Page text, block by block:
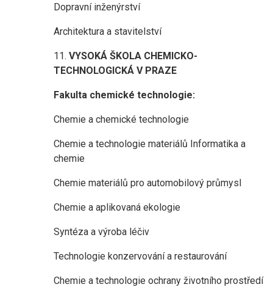
Dopravní inženýrství
Architektura a stavitelství
11. VYSOKÁ ŠKOLA CHEMICKO-
TECHNOLOGICKÁ V PRAZE
Fakulta chemické technologie:
Chemie a chemické technologie
Chemie a technologie materiálů Informatika a
chemie
Chemie materiálů pro automobilový průmysl
Chemie a aplikovaná ekologie
Syntéza a výroba léčiv
Technologie konzervování a restaurování
Chemie a technologie ochrany životního prostředí